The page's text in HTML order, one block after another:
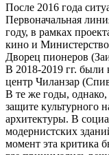
После 2016 года
Первоначальная
году, в рамках
кино и Министерство
Дворец пионеров
В 2018-2019 гг. были
центр Чиланзар
В те же годы,
защите культурного
архитектуры. В
модернистских
момент эта критика